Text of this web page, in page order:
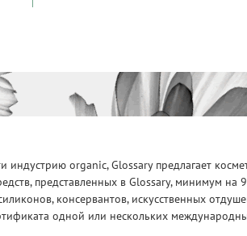
индустрию organic, Glossary предлагает
представленных в Glossary, минимум
консервантов, искусственных
одной или нескольких